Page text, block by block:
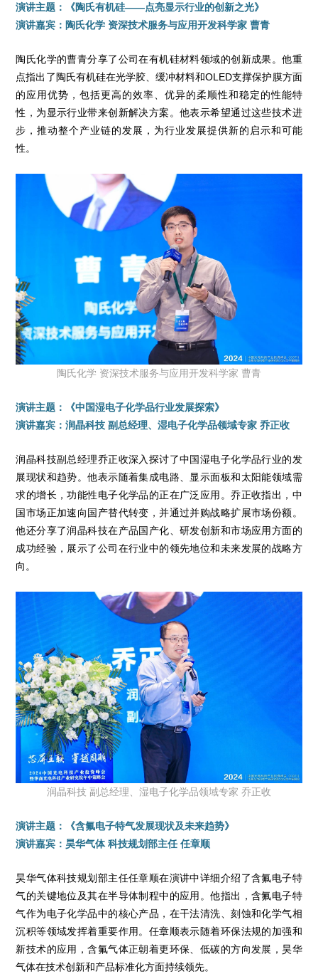
演讲主题：《陶氏有机硅——点亮显示行业的创新之光》
演讲嘉宾：陶氏化学 资深技术服务与应用开发科学家 曹青
陶氏化学的曹青分享了公司在有机硅材料领域的创新成果。他重
点指出了陶氏有机硅在光学胶、缓冲材料和OLED支撑保护膜方面
的应用优势，包括更高的效率、优异的柔顺性和稳定的性能特
性，为显示行业带来创新解决方案。他表示希望通过这些技术进
步，推动整个产业链的发展，为行业发展提供新的启示和可能
性。
陶氏化学 资深技术服务与应用开发科学家 曹青
演讲主题：《中国湿电子化学品行业发展探索》
演讲嘉宾：润晶科技 副总经理、湿电子化学品领域专家 乔正收
润晶科技副总经理乔正收深入探讨了中国湿电子化学品行业的发
展现状和趋势。他表示随着集成电路、显示面板和太阳能领域需
求的增长，功能性电子化学品的正在广泛应用。乔正收指出，中
国市场正加速向国产替代转变，并通过并购战略扩展市场份额。
他还分享了润晶科技在产品国产化、研发创新和市场应用方面的
成功经验，展示了公司在行业中的领先地位和未来发展的战略方
向。
润晶科技 副总经理、湿电子化学品领域专家 乔正收
演讲主题：《含氟电子特气发展现状及未来趋势》
演讲嘉宾：昊华气体 科技规划部主任 任章顺
昊华气体科技规划部主任任章顺在演讲中详细介绍了含氟电子特
气的关键地位及其在半导体制程中的应用。他指出，含氟电子特
气作为电子化学品中的核心产品，在干法清洗、刻蚀和化学气相
沉积等领域发挥着重要作用。任章顺表示随着环保法规的加强和
新技术的应用，含氟气体正朝着更环保、低碳的方向发展，昊华
气体在技术创新和产品标准化方面持续领先。